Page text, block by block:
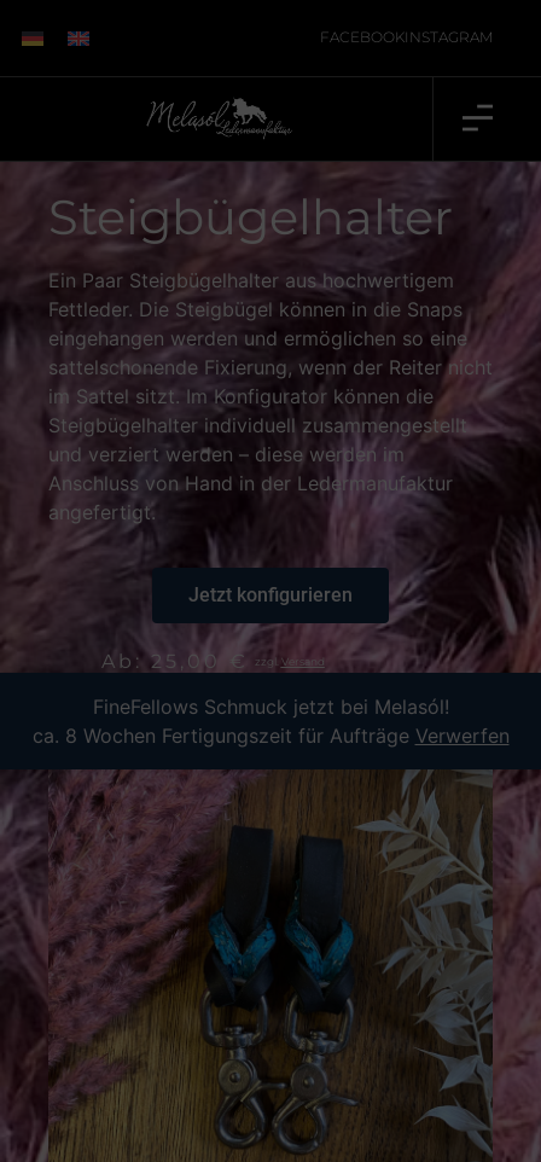
FineFellows Schmuck jetzt bei Melasól!
ca. 8 Wochen Fertigungszeit für Aufträge Verwerfen
FACEBOOKINSTAGRAM
Steigbügelhalter
Ein Paar Steigbügelhalter aus hochwertigem
Fettleder. Die Steigbügel können in die Snaps
eingehangen werden und ermöglichen so eine
sattelschonende Fixierung, wenn der Reiter nicht
im Sattel sitzt. Im Konfigurator können die
Steigbügelhalter individuell zusammengestellt
und verziert werden – diese werden im
Anschluss von Hand in der Ledermanufaktur
angefertigt.
Jetzt konfigurieren
Ab:25,00 € zzgl. Versand